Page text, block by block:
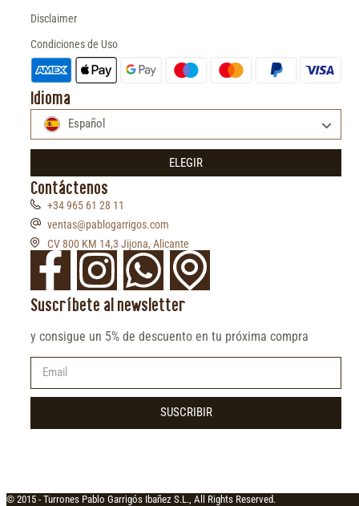
Disclaimer
Condiciones de Uso
Idioma
Español
ELEGIR
Contáctenos
+34 965 61 28 11
ventas@pablogarrigos.com
CV 800 KM 14,3 Jijona, Alicante
Suscríbete al newsletter
y consigue un 5% de descuento en tu próxima compra
SUSCRIBIR
© 2015 - Turrones Pablo Garrigós Ibañez S.L., All Rights Reserved.